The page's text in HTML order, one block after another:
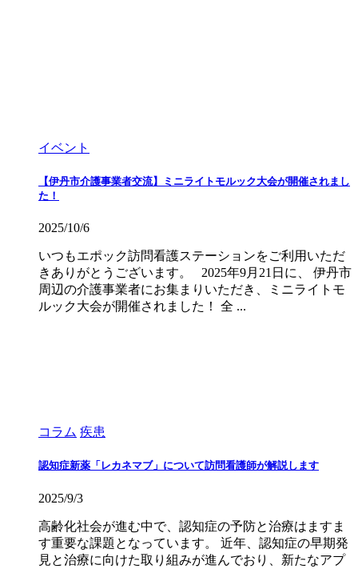
イベント
【伊丹市介護事業者交流】ミニライトモルック大会が開催されまし
た！
2025/10/6
いつもエポック訪問看護ステーションをご利用いただ
きありがとうございます。 2025年9月21日に、 伊丹市
周辺の介護事業者にお集まりいただき、ミニライトモ
ルック大会が開催されました！ 全 ...
コラム 疾患
認知症新薬「レカネマブ」について訪問看護師が解説します
2025/9/3
高齢化社会が進む中で、認知症の予防と治療はますま
す重要な課題となっています。 近年、認知症の早期発
見と治療に向けた取り組みが進んでおり、新たなアプ